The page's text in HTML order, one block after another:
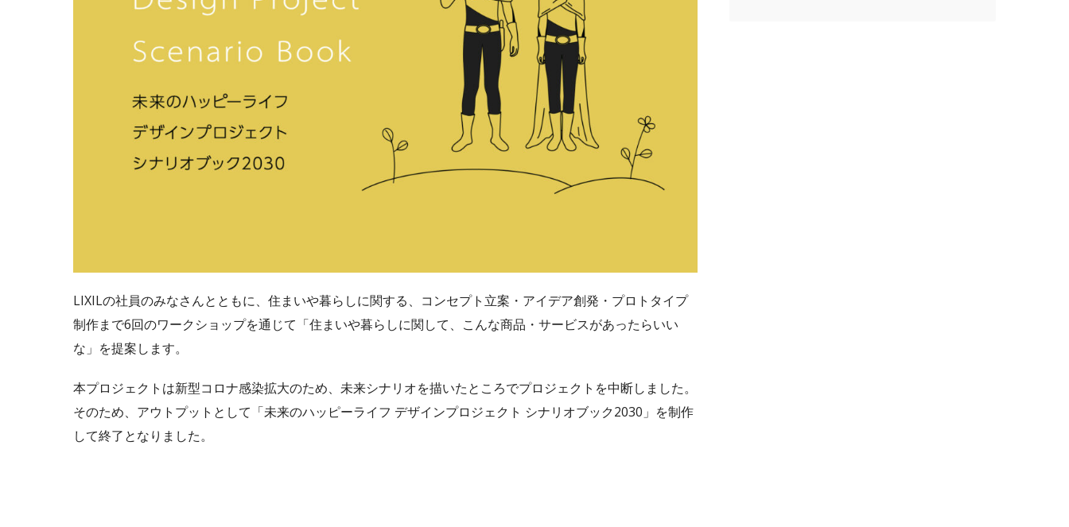
LIXILの社員のみなさんとともに、住まいや暮らしに関する、コンセプト立案・アイデア創発・プロトタイプ
制作まで6回のワークショップを通じて「住まいや暮らしに関して、こんな商品・サービスがあったらいい
な」を提案します。
本プロジェクトは新型コロナ感染拡大のため、未来シナリオを描いたところでプロジェクトを中断しました。
そのため、アウトプットとして「未来のハッピーライフ デザインプロジェクト シナリオブック2030」を制作
して終了となりました。